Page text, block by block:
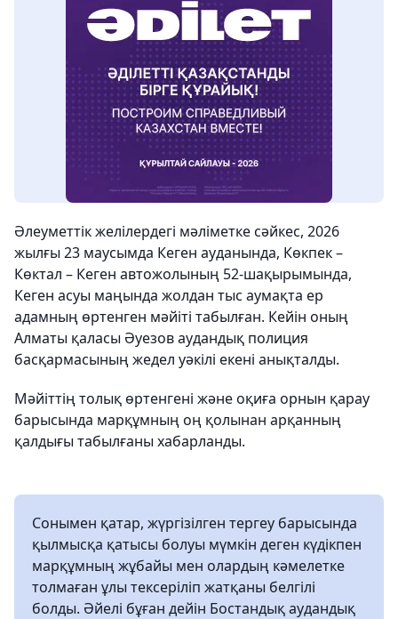
Әлеуметтік желілердегі мәліметке сәйкес, 2026
жылғы 23 маусымда Кеген ауданында, Көкпек –
Көктал – Кеген автожолының 52-шақырымында,
Кеген асуы маңында жолдан тыс аумақта ер
адамның өртенген мәйіті табылған. Кейін оның
Алматы қаласы Әуезов аудандық полиция
басқармасының жедел уәкілі екені анықталды.
Мәйіттің толық өртенгені және оқиға орнын қарау
барысында марқұмның оң қолынан арқанның
қалдығы табылғаны хабарланды.
Сонымен қатар, жүргізілген тергеу барысында
қылмысқа қатысы болуы мүмкін деген күдікпен
марқұмның жұбайы мен олардың кәмелетке
толмаған ұлы тексеріліп жатқаны белгілі
болды. Әйелі бұған дейін Бостандық аудандық